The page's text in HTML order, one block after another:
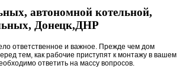
автономной котельной,
Донецк,ДНР
ответственное и важное. Прежде чем дом
тем, как рабочие приступят к монтажу в вашем
ответить на массу вопросов.